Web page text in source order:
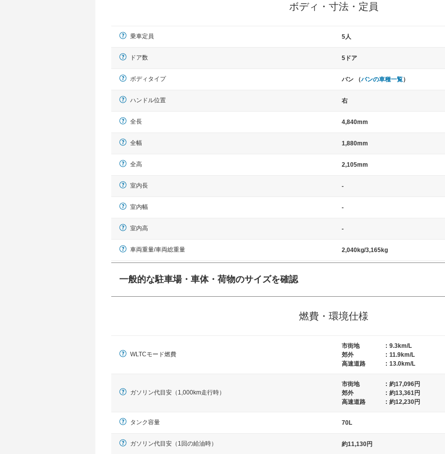
ボディ・寸法・定員
乗車定員 5人
ドア数 5ドア
ボディタイプ バン （バンの車種一覧）
ハンドル位置 右
全長 4,840mm
全幅 1,880mm
全高 2,105mm
室内長 -
室内幅 -
室内高 -
車両重量/車両総重量 2,040kg/3,165kg
一般的な駐車場・車体・荷物のサイズを確認
幅 5,000mmというサイズが標準値（最低値）とされる事が多いようです。
燃費・環境仕様
WLTCモード燃費
市街地 : 9.3km/L
郊外
: 11.9km/L
高速道路
: 13.0km/L
ガソリン代目安（1,000km走行時）
市街地 : 約17,096円
郊外
: 約13,361円
高速道路
: 約12,230円
タンク容量 70L
ガソリン代目安（1回の給油時） 約11,130円